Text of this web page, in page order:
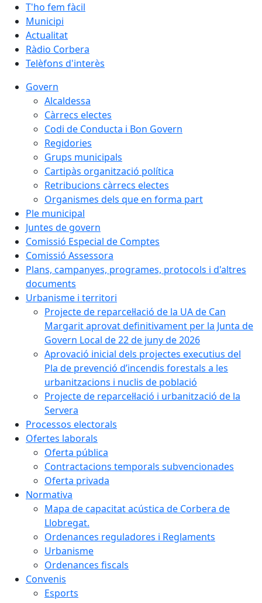
T'ho fem fàcil
Municipi
Actualitat
Ràdio Corbera
Telèfons d'interès
Govern
Alcaldessa
Càrrecs electes
Codi de Conducta i Bon Govern
Regidories
Grups municipals
Cartipàs organització política
Retribucions càrrecs electes
Organismes dels que en forma part
Ple municipal
Juntes de govern
Comissió Especial de Comptes
Comissió Assessora
Plans, campanyes, programes, protocols i d'altres
documents
Urbanisme i territori
Projecte de reparcel·lació de la UA de Can
Margarit aprovat definitivament per la Junta de
Govern Local de 22 de juny de 2026
Aprovació inicial dels projectes executius del
Pla de prevenció d’incendis forestals a les
urbanitzacions i nuclis de població
Projecte de reparcel·lació i urbanització de la
Servera
Processos electorals
Ofertes laborals
Oferta pública
Contractacions temporals subvencionades
Oferta privada
Normativa
Mapa de capacitat acústica de Corbera de
Llobregat.
Ordenances reguladores i Reglaments
Urbanisme
Ordenances fiscals
Convenis
Esports